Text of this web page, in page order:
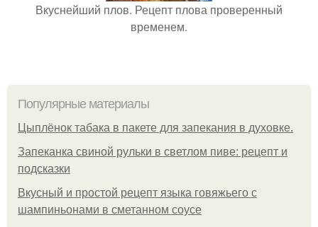
Вкуснейший плов. Рецепт плова проверенный
временем.
Популярные материалы
Цыплёнок табака в пакете для запекания в духовке.
Запеканка свиной рульки в светлом пиве: рецепт и
подсказки
Вкусный и простой рецепт языка говяжьего с
шампиньонами в сметанном соусе